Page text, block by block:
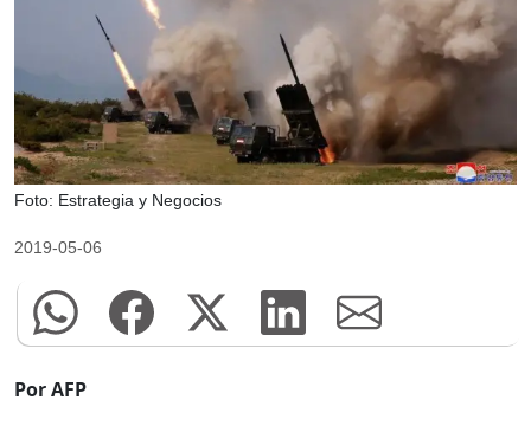
Foto: Estrategia y Negocios
2019-05-06
Por AFP